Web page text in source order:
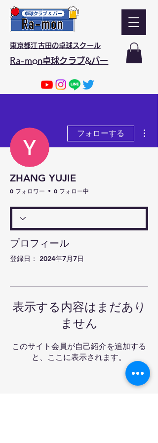
東京都江古田の卓球スクール
Ra-mon卓球クラブ&バー
フォローする
ZHANG YUJIE
0 フォロワー 0 フォロー中
プロフィール
登録日： 2024年7月7日
表示する内容はまだあり
ません
このサイト会員が自己紹介を追加する
と、ここに表示されます。